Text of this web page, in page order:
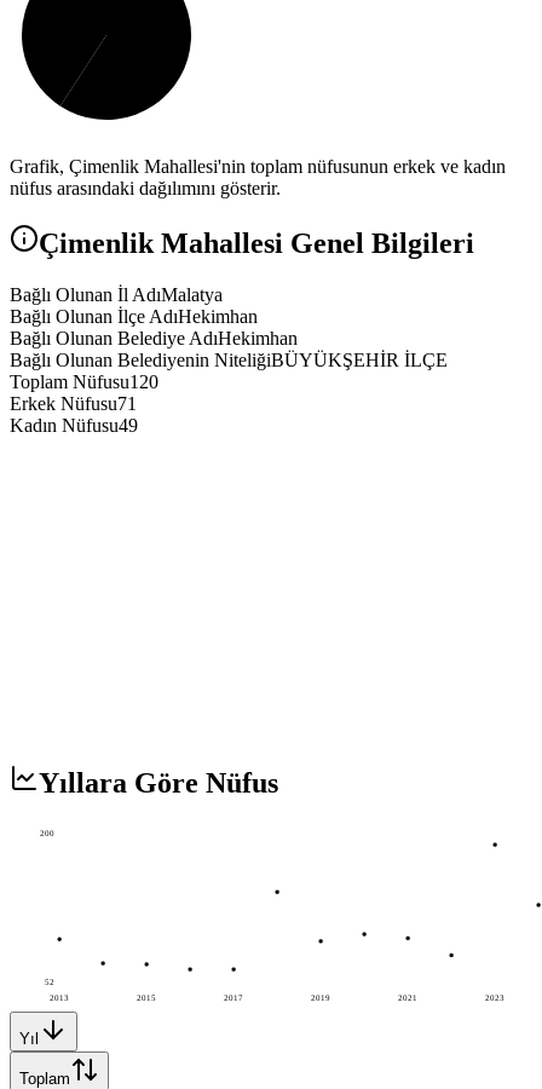
Grafik, Çimenlik Mahallesi'nin toplam nüfusunun erkek ve kadın
nüfus arasındaki dağılımını gösterir.
Çimenlik Mahallesi Genel Bilgileri
Bağlı Olunan İl AdıMalatya
Bağlı Olunan İlçe AdıHekimhan
Bağlı Olunan Belediye AdıHekimhan
Bağlı Olunan Belediyenin NiteliğiBÜYÜKŞEHİR İLÇE
Toplam Nüfusu120
Erkek Nüfusu71
Kadın Nüfusu49
Yıllara Göre Nüfus
2013 2015 2017 2019 2021 2023
200
52
Yıl
Toplam